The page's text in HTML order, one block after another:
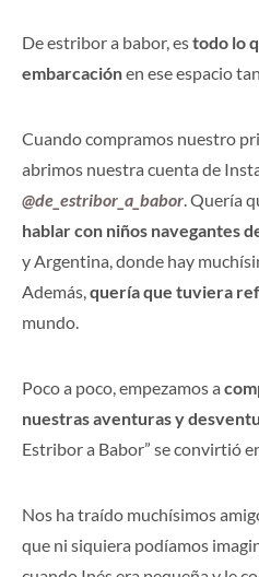
De estribor a babor, estodo lo
embarcaciónen ese espacio
Cuando compramos nuestro
abrimos nuestra cuenta de
@de_estribor_a_babor. Quería
hablar con niños navegantes
y Argentina, donde hay
Además,quería que tuviera
mundo.
Poco a poco, empezamos a
nuestras aventuras y
Estribor a Babor” se convirtió
Nos ha traído muchísimos
que ni siquiera podíamos